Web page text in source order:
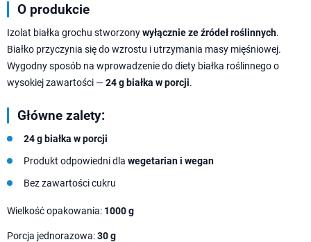
O produkcie
Izolat białka grochu stworzonywyłącznie ze źródeł roślinnych.
Białko przyczynia się do wzrostu i utrzymania masy mięśniowej.
Wygodny sposób na wprowadzenie do diety białka roślinnego o
wysokiej zawartości —24 g białka w porcji.
Główne zalety:
24 g białka w porcji
Produkt odpowiedni dla wegetarian i wegan
Bez zawartości cukru
Wielkość opakowania: 1000 g
Porcja jednorazowa:30 g